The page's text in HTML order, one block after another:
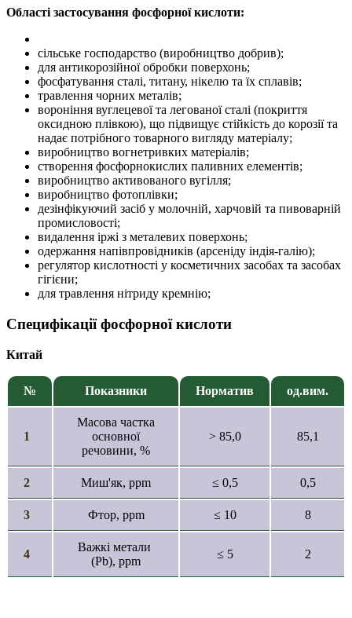
Області застосування фосфорної кислоти:
сільське господарство (виробництво добрив);
для антикорозійної обробки поверхонь;
фосфатування сталі, титану, нікелю та їх сплавів;
травлення чорних металів;
вороніння вуглецевої та легованої сталі (покриття
оксидною плівкою), що підвищує стійкість до корозії та
надає потрібного товарного вигляду матеріалу;
виробництво вогнетривких матеріалів;
створення фосфорнокислих паливних елементів;
виробництво активованого вугілля;
виробництво фотоплівки;
дезінфікуючий засіб у молочній, харчовій та пивоварній
промисловості;
видалення іржі з металевих поверхонь;
одержання напівпровідників (арсеніду індія-галію);
регулятор кислотності у косметичних засобах та засобах
гігієни;
для травлення нітриду кремнію;
Специфікації фосфорної кислоти
Китай
№ Показники Норматив од.вим.
1
Масова частка
основної
речовини, %
> 85,0 85,1
2 Миш'як, ppm ≤ 0,5 0,5
3 Фтор, ppm ≤ 10 8
4
Важкі метали
(Pb), ppm
≤ 5 2